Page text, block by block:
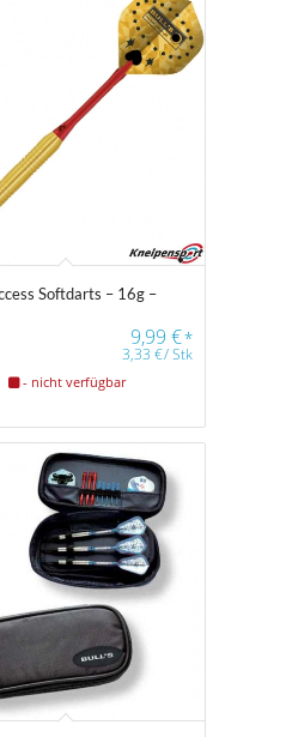
Softdarts – 16g –
9,99 €*
3,33 €/Stk
- nicht verfügbar